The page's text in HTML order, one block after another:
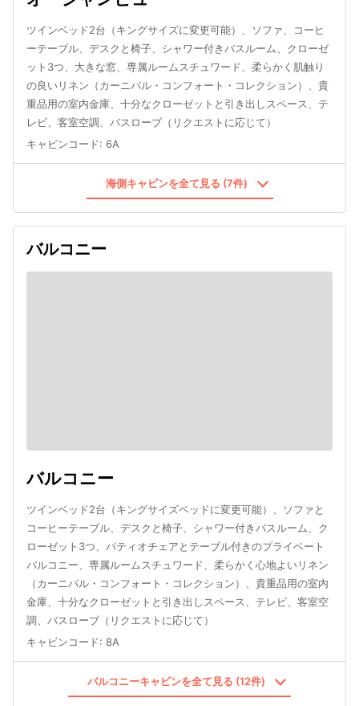
ツインベッド2台（キングサイズに変更可能）、ソファ、コーヒ
ーテーブル、デスクと椅子、シャワー付きバスルーム、クローゼ
ット3つ、大きな窓、専属ルームスチュワード、柔らかく肌触り
の良いリネン（カーニバル・コンフォート・コレクション）、貴
重品用の室内金庫、十分なクローゼットと引き出しスペース、テ
レビ、客室空調、バスローブ（リクエストに応じて）
キャビンコード: 6A
海側キャビンを全て見る (7件)
バルコニー
バルコニー
ツインベッド2台（キングサイズベッドに変更可能）、ソファと
コーヒーテーブル、デスクと椅子、シャワー付きバスルーム、ク
ローゼット3つ、パティオチェアとテーブル付きのプライベート
バルコニー、専属ルームスチュワード、柔らかく心地よいリネン
（カーニバル・コンフォート・コレクション）、貴重品用の室内
金庫、十分なクローゼットと引き出しスペース、テレビ、客室空
調、バスローブ（リクエストに応じて）
キャビンコード: 8A
バルコニーキャビンを全て見る (12件)